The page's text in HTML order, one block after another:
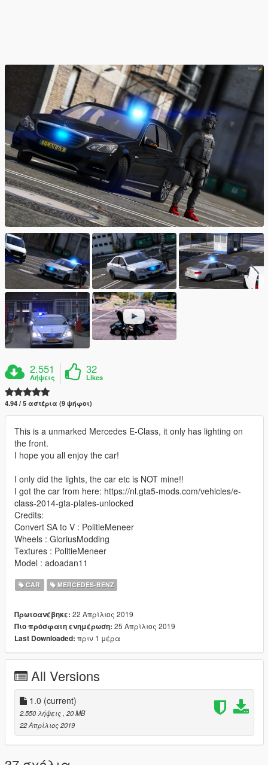
2.551
Λήψεις
32
Likes
4.94 / 5 αστέρια (9 ψήφοι)
This is a unmarked Mercedes E-Class, it only has lighting on
the front.
I hope you all enjoy the car!
I only did the lights, the car etc is NOT mine!!
I got the car from here: https://nl.gta5-mods.com/vehicles/e-
class-2014-gta-plates-unlocked
Credits:
Convert SA to V : PolitieMeneer
Wheels : GloriusModding
Textures : PolitieMeneer
Model : adoadan11
CAR MERCEDES-BENZ
Πρωτοανέβηκε: 22 Απρίλιος 2019
Πιο πρόσφατη ενημέρωση: 25 Απρίλιος 2019
Last Downloaded: πριν 1 μέρα
All Versions
1.0 (current)
2.550 λήψεις, 20 MB
22 Απρίλιος 2019